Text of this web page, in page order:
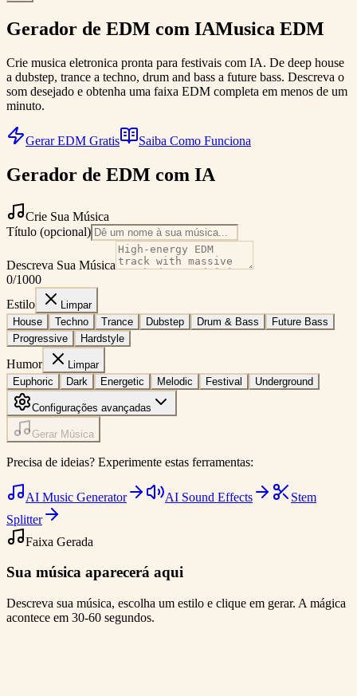
Gerador de EDM com IAMusica EDM
Crie musica eletronica pronta para festivais com IA. De deep house
a dubstep, trance a techno, drum and bass a future bass. Descreva o
som desejado e obtenha uma faixa EDM completa em menos de um
minuto.
Gerar EDM Gratis Saiba Como Funciona
Gerador de EDM com IA
Crie Sua Música
Título (opcional)
Descreva Sua Música
0/1000
Estilo
Limpar
House
Techno Trance Dubstep Drum & Bass
Future Bass
Progressive
Hardstyle
Humor
Limpar
Euphoric
Dark Energetic Melodic Festival Underground
Configurações avançadas
Gerar Música
Precisa de ideias? Experimente estas ferramentas:
AI Music Generator AI Sound Effects
Stem
Splitter
Faixa Gerada
Sua música aparecerá aqui
Descreva sua música, escolha um estilo e clique em gerar. A mágica
acontece em 30-60 segundos.